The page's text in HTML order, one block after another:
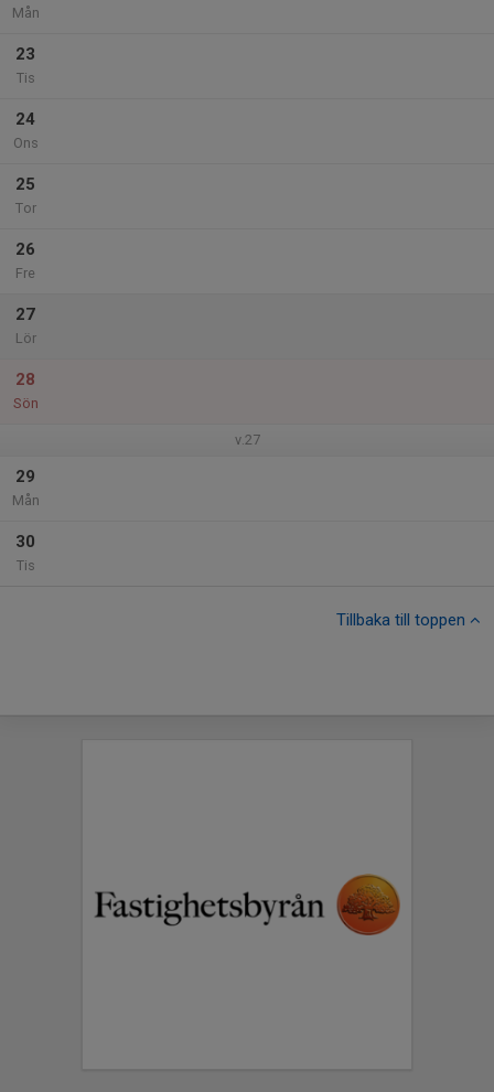
Mån
23
Tis
24
Ons
25
Tor
26
Fre
27
Lör
28
Sön
v.27
29
Mån
30
Tis
Tillbaka till toppen